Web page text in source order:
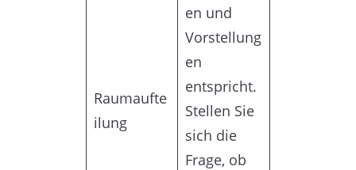
Raumaufte
ilung
en und
Vorstellung
en
entspricht.
Stellen Sie
sich die
Frage, ob